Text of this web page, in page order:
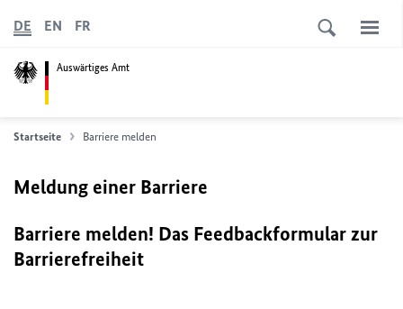
Auswärtiges Amt
DE EN FR
Startseite Barriere melden
Meldung einer Barriere
Barriere melden! Das Feedbackformular zur
Barrierefreiheit